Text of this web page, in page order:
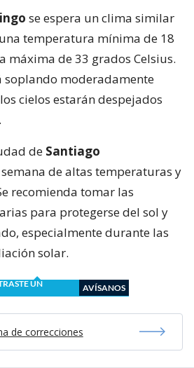
se espera un clima similar
temperatura mínima de 18
máxima de 33 grados Celsius.
soplando moderadamente
cielos estarán despejados
de Santiago
de altas temperaturas y
recomienda tomar las
para protegerse del sol y
especialmente durante las
solar.
UN
AVÍSANOS
de correcciones